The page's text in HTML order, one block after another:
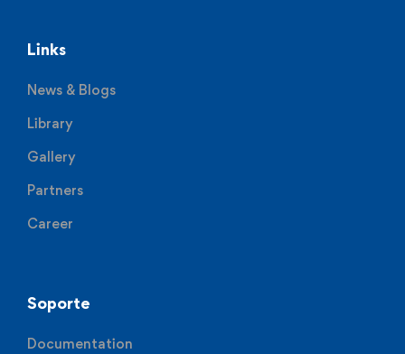
Links
News & Blogs
Library
Gallery
Partners
Career
Soporte
Documentation